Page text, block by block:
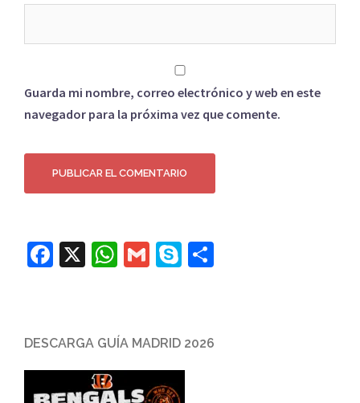
Guarda mi nombre, correo electrónico y web en este
navegador para la próxima vez que comente.
Facebook
X WhatsApp
Gmail
Skype
DESCARGA GUÍA MADRID 2026